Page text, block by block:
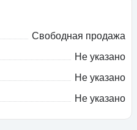
Свободная продажа
Не указано
Не указано
Не указано